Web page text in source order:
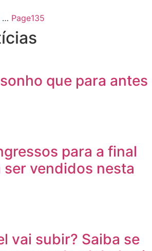
… Page135
que para antes
para a final
ser vendidos nesta
vai subir? Saiba se